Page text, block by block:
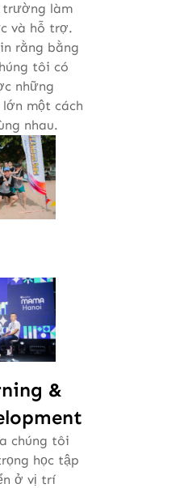
làm
và hỗ trợ.
rằng bằng
tôi có
những
một cách
nhau.
&
chúng tôi
học tập
ở vị trí